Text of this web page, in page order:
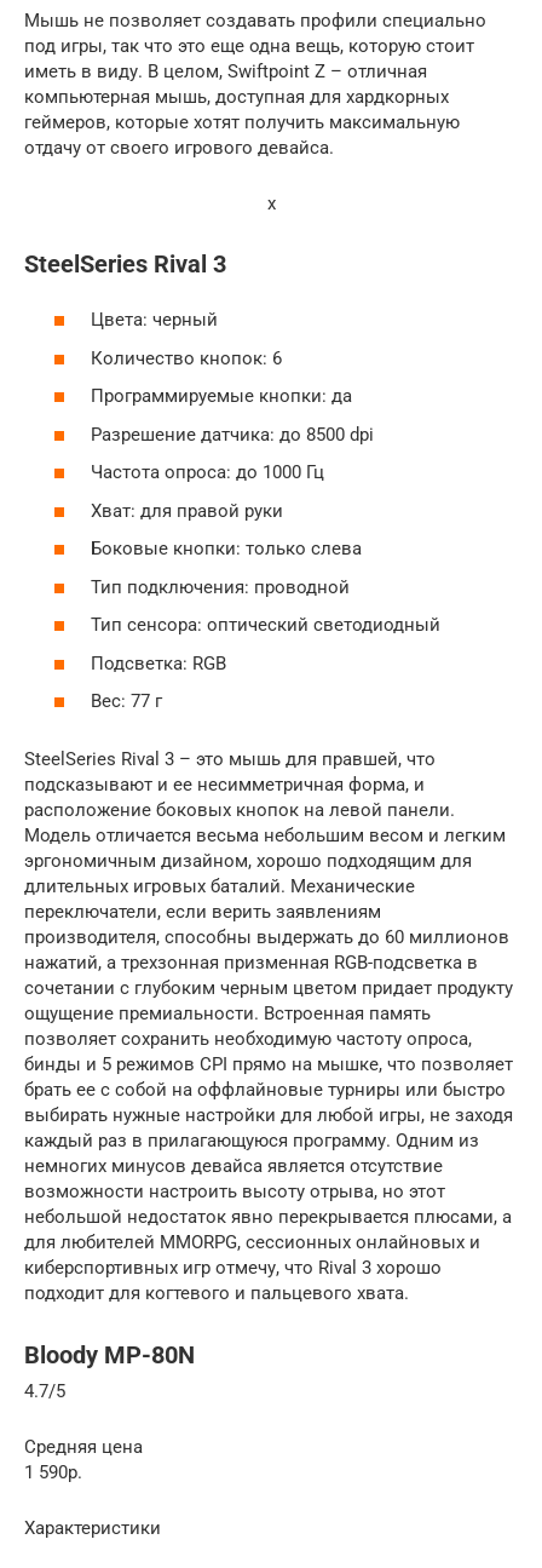
Мышь не позволяет создавать профили специально
под игры, так что это еще одна вещь, которую стоит
иметь в виду. В целом, Swiftpoint Z – отличная
компьютерная мышь, доступная для хардкорных
геймеров, которые хотят получить максимальную
отдачу от своего игрового девайса.
x
SteelSeries Rival 3
Цвета: черный
Количество кнопок: 6
Программируемые кнопки: да
Разрешение датчика: до 8500 dpi
Частота опроса: до 1000 Гц
Хват: для правой руки
Боковые кнопки: только слева
Тип подключения: проводной
Тип сенсора: оптический светодиодный
Подсветка: RGB
Вес: 77 г
SteelSeries Rival 3 – это мышь для правшей, что
подсказывают и ее несимметричная форма, и
расположение боковых кнопок на левой панели.
Модель отличается весьма небольшим весом и легким
эргономичным дизайном, хорошо подходящим для
длительных игровых баталий. Механические
переключатели, если верить заявлениям
производителя, способны выдержать до 60 миллионов
нажатий, а трехзонная призменная RGB-подсветка в
сочетании с глубоким черным цветом придает продукту
ощущение премиальности. Встроенная память
позволяет сохранить необходимую частоту опроса,
бинды и 5 режимов CPI прямо на мышке, что позволяет
брать ее с собой на оффлайновые турниры или быстро
выбирать нужные настройки для любой игры, не заходя
каждый раз в прилагающуюся программу. Одним из
немногих минусов девайса является отсутствие
возможности настроить высоту отрыва, но этот
небольшой недостаток явно перекрывается плюсами, а
для любителей MMORPG, сессионных онлайновых и
киберспортивных игр отмечу, что Rival 3 хорошо
подходит для когтевого и пальцевого хвата.
Bloody MP-80N
4.7/5
Средняя цена
1 590р.
Характеристики